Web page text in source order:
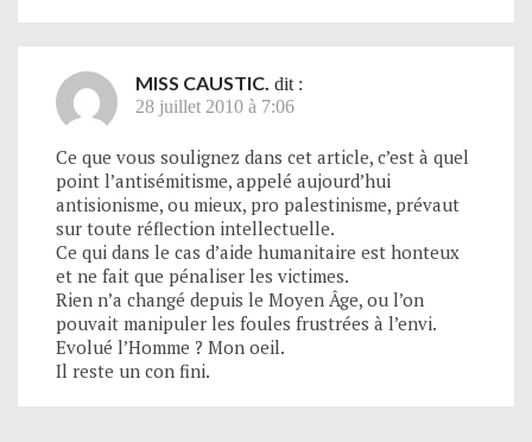
MISS CAUSTIC. dit :
28 juillet 2010 à 7:06
Ce que vous soulignez dans cet article, c’est à quel
point l’antisémitisme, appelé aujourd’hui
antisionisme, ou mieux, pro palestinisme, prévaut
sur toute réflection intellectuelle.
Ce qui dans le cas d’aide humanitaire est honteux
et ne fait que pénaliser les victimes.
Rien n’a changé depuis le Moyen Âge, ou l’on
pouvait manipuler les foules frustrées à l’envi.
Evolué l’Homme ? Mon oeil.
Il reste un con fini.